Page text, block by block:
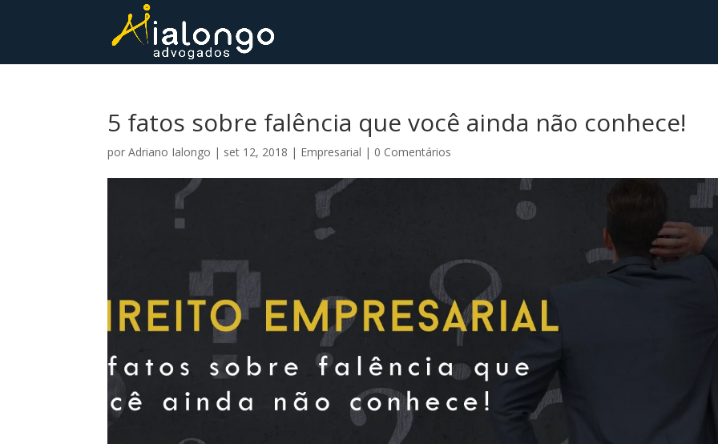
5 fatos sobre falência que você ainda não conhece!
porAdriano Ialongo | set 12, 2018 | Empresarial | 0 Comentários